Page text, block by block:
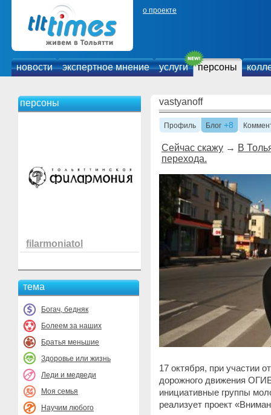
о проекте
новости экспертное мнение услуги персоны
персоны
filarmoniatol
тема
Богач, бедняк
Болеем за наших
Братья меньшие
Здоровье или жизнь
Леди и медведи
Моя семья
Научим любого
vastyanoff
Профиль Блог +8
Сейчас скажу → В
перехода.
17 октября, при участии
дорожного движения
инициативные группы
реализует проект